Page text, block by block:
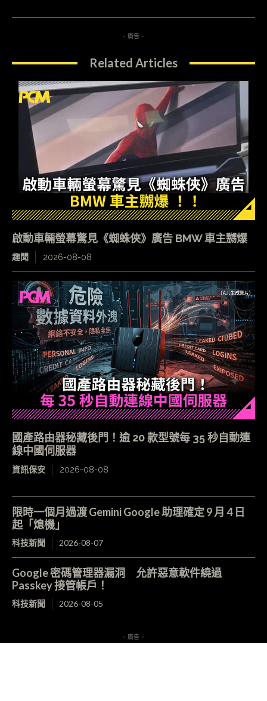
- 廣告 -
Related Articles
啟動車輛螢幕驚見《蜘蛛俠》廣告 BMW 車主嬲爆
趣聞 2026-08-08
國產路由器秘藏後門！逾 20 款型號每 35 秒自動連
線中國伺服器
資訊保安 2026-08-08
限時一個月過渡 Gemini Google 助理確定 9 月 4 日
起「熄機」
科技新聞 2026-08-07
Google 密碼管理器漏洞 允許惡意軟件繞過
Passkey 接管帳戶！
科技新聞 2026-08-05
- 廣告 -